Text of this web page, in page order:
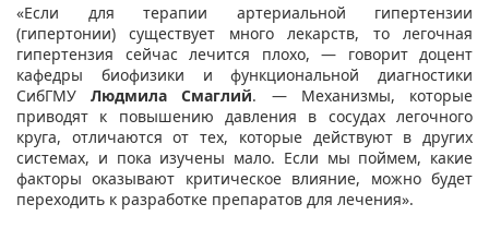
«Если для терапии артериальной гипертензии
(гипертонии) существует много лекарств, то легочная
гипертензия сейчас лечится плохо, — говорит доцент
кафедры биофизики и функциональной диагностики
СибГМУЛюдмила Смаглий. — Механизмы, которые
приводят к повышению давления в сосудах легочного
круга, отличаются от тех, которые действуют в других
системах, и пока изучены мало. Если мы поймем, какие
факторы оказывают критическое влияние, можно будет
переходить к разработке препаратов для лечения».